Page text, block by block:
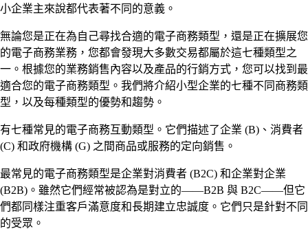
小企業主來說都代表著不同的意義。
無論您是正在為自己尋找合適的電子商務類型，還是正在擴展您
的電子商務業務，您都會發現大多數交易都屬於這七種類型之
一。根據您的業務銷售內容以及產品的行銷方式，您可以找到最
適合您的電子商務類型。我們將介紹小型企業的七種不同商務類
型，以及每種類型的優勢和趨勢。
有七種常見的電子商務互動類型。它們描述了企業 (B)、消費者
(C) 和政府機構 (G) 之間商品或服務的定向銷售。
最常見的電子商務類型是企業對消費者 (B2C) 和企業對企業
(B2B)。雖然它們經常被認為是對立的——B2B 與 B2C——但它
們都同樣注重客戶滿意度和長期建立忠誠度。它們只是針對不同
的受眾。